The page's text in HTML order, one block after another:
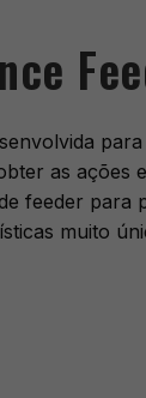
as
feeder
muito